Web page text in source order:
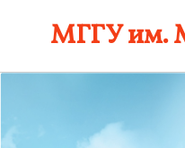
МГГУ им.